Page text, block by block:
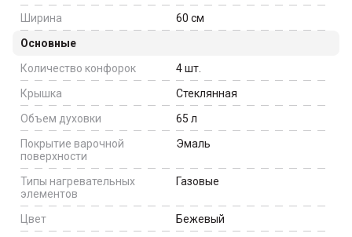
Ширина
60 см
Основные
Количество конфорок
4шт.
Крышка
Стеклянная
Объем духовки
65 л
Покрытие варочной
поверхности
Эмаль
Типы нагревательных
элементов
Газовые
Цвет
Бежевый